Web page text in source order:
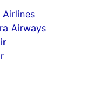
Airlines
Airways